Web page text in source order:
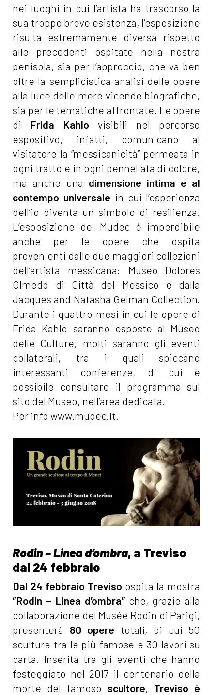
nei luoghi in cui l’artista ha trascorso la
sua troppo breve esistenza, l’esposizione
risulta estremamente diversa rispetto
alle precedenti ospitate nella nostra
penisola, sia per l’approccio, che va ben
oltre la semplicistica analisi delle opere
alla luce delle mere vicende biografiche,
sia per le tematiche affrontate. Le opere
di Frida Kahlovisibili nel percorso
espositivo, infatti, comunicano al
visitatore la “messicanicità” permeata in
ogni tratto e in ogni pennellata di colore,
ma anche una dimensione intima e al
contempo universale in cui l’esperienza
dell’io diventa un simbolo di resilienza.
L’esposizione del Mudec è imperdibile
anche per le opere che ospita
provenienti dalle due maggiori collezioni
dell’artista messicana: Museo Dolores
Olmedo di Città del Messico e dalla
Jacques and Natasha Gelman Collection.
Durante i quattro mesi in cui le opere di
Frida Kahlo saranno esposte al Museo
delle Culture, molti saranno gli eventi
collaterali, tra i quali spiccano
interessanti conferenze, di cui è
possibile consultare il programma sul
sito del Museo, nell’area dedicata.
Per infowww.mudec.it
Rodin – Linea d’ombra, a Treviso
dal 24 febbraio
Dal 24 febbraio Treviso ospita la mostra
“Rodin – Linea d’ombra”che, grazie alla
collaborazione del Musée Rodin di Parigi,
presenterà 80 opere totali, di cui 50
sculture tra le più famose e 30 lavori su
carta. Inserita tra gli eventi che hanno
festeggiato nel 2017 il centenario della
morte del famoso scultore, Treviso è